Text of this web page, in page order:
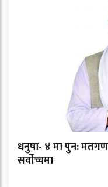
धनुषा- ४ मा पुन:
सर्वोच्चमा